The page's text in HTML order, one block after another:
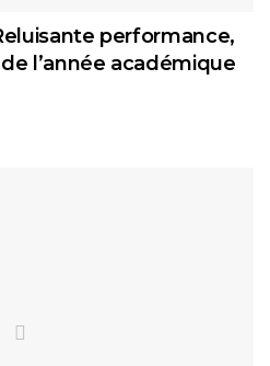
performance,
l’année académique